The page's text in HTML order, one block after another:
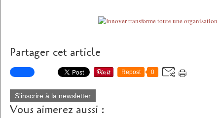
Partager cet article
Repost 0
S'inscrire à la newsletter
Vous aimerez aussi :